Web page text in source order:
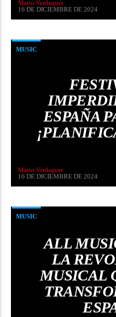
Mario Verdaguer
16 DE DICIEMBRE DE 2024
MUSIC
ESPAÑA
Mario Verdaguer
16 DE DICIEMBRE DE 2024
MUSIC
ALL
LA
MUSICAL